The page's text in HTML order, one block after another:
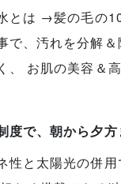
とは →髪の毛の
で、汚れを分解
、 お肌の美容＆
度で、朝から夕
性と太陽光の併